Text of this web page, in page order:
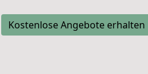
Kostenlose Angebote erhalten